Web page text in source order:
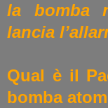
la bomba
lancia
Qual è il
bomba